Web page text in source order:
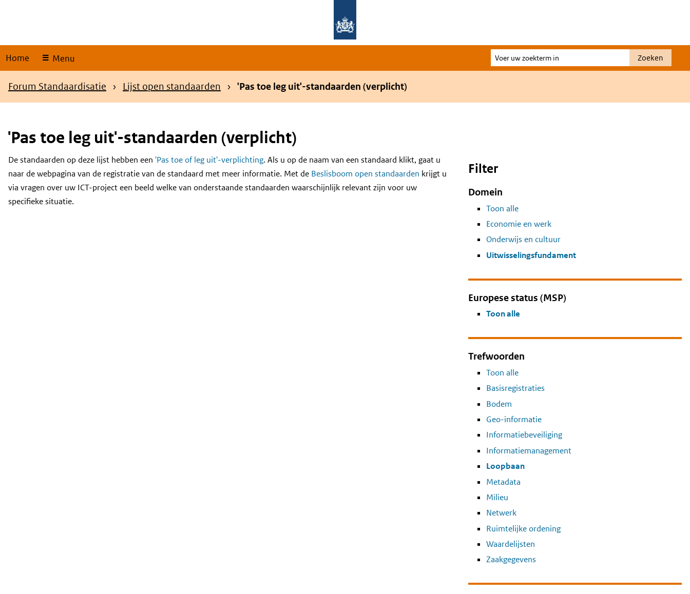
Home Menu
Voer
uw
Zoeken
Kruimelpad
Forum Standaardisatie Lijst open standaarden 'Pas toe leg uit'-standaarden (verplicht)
'Pas toe leg uit'-standaarden (verplicht)
Content
De standaarden op deze lijst hebben een 'Pas toe of leg uit'-verplichting. Als u op de naam van een standaard klikt, gaat u
naar de webpagina van de registratie van de standaard met meer informatie. Met de Beslisboom open standaarden krijgt u
via vragen over uw ICT-project een beeld welke van onderstaande standaarden waarschijnlijk relevant zijn voor uw
specifieke situatie.
Filter
Domein
Toon alle
Economie en werk
Onderwijs en cultuur
Uitwisselingsfundament
Europese status (MSP)
Toon alle
Trefwoorden
Toon alle
Basisregistraties
Bodem
Geo-informatie
Informatiebeveiliging
Informatiemanagement
Loopbaan
Metadata
Milieu
Netwerk
Ruimtelijke ordening
Waardelijsten
Zaakgegevens